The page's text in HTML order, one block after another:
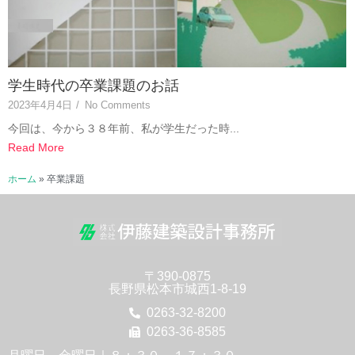
学生時代の卒業課題のお話
2023年4月4日 / No Comments
今回は、今から３８年前、私が学生だった時...
Read More
ホーム » 卒業課題
〒390-0875
長野県松本市城西1-8-19
0263-32-8200
0263-36-8585